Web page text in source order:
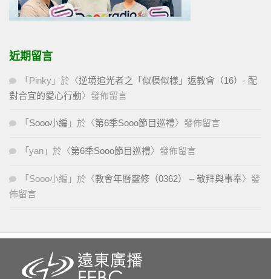
近期留言
「 Pinky 」於〈逆境追光者之「似模似樣」返教會（16）- 配
對合宜的愛心行動〉發佈留言
「 Sooo小編 」於〈第6季Sooo節目巡禮〉發佈留言
「 yan 」於〈第6季Sooo節目巡禮〉發佈留言
「 Sooo小編 」於〈教會年曆靈修（0362） – 敬拜與事奉〉發
佈留言